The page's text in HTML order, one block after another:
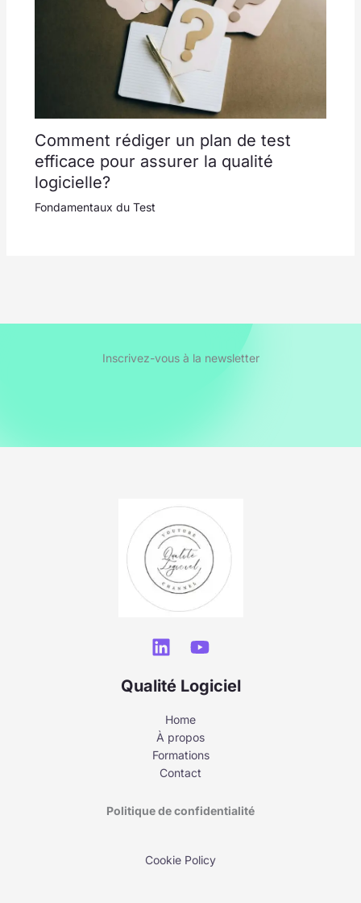
Comment rédiger un plan de test
efficace pour assurer la qualité
logicielle?
Fondamentaux du Test
Inscrivez-vous à la newsletter
Qualité Logiciel
Home
À propos
Formations
Contact
Politique de confidentialité
Cookie Policy